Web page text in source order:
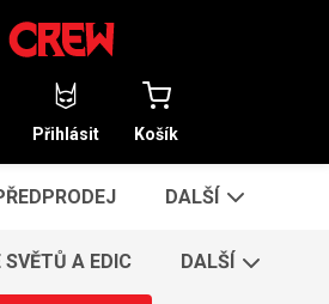
Přihlásit Košík
DALŠÍ
SVĚTŮ A EDIC DALŠÍ